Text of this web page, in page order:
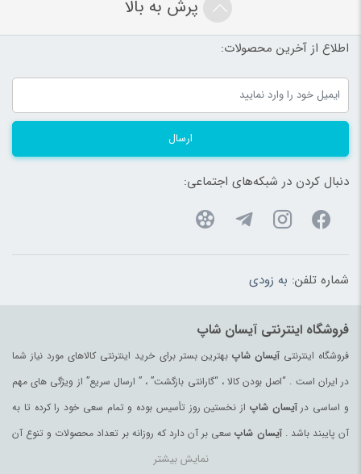
پرش به بالا
اطلاع از آخرین محصولات:
ارسال
دنبال کردن در شبکه‌های اجتماعی:
شماره تلفن: به زودی
فروشگاه اینترنتی آیسان شاپ
فروشگاه اینترنتیآیسان شاپبهترین بستر برای خرید اینترنتی کالاهای مورد نیاز شما
در ایران است . “اصل بودن کالا ، “گارانتی بازگشت” ، ” ارسال سریع” از ویژگی های مهم
و اساسی درآیسان شاپ از نخستین روز تأسیس بوده و تمام سعی خود را کرده تا به
آن پایبند باشد .آیسان شاپ سعی بر آن دارد که روزانه بر تعداد محصولات و تنوع آن
بیفزاید تا بتواند نیاز همه ی افراد با هر نوع سلیقه را در خرید محصولات اینترنتی مرتفع
نمایش بیشتر